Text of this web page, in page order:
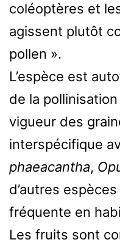
coléoptères et
agissent plutôt
pollen ».
L’espèce est
de la
vigueur des
interspécifique
phaeacantha,
d’autres
fréquente en
Les fruits sont